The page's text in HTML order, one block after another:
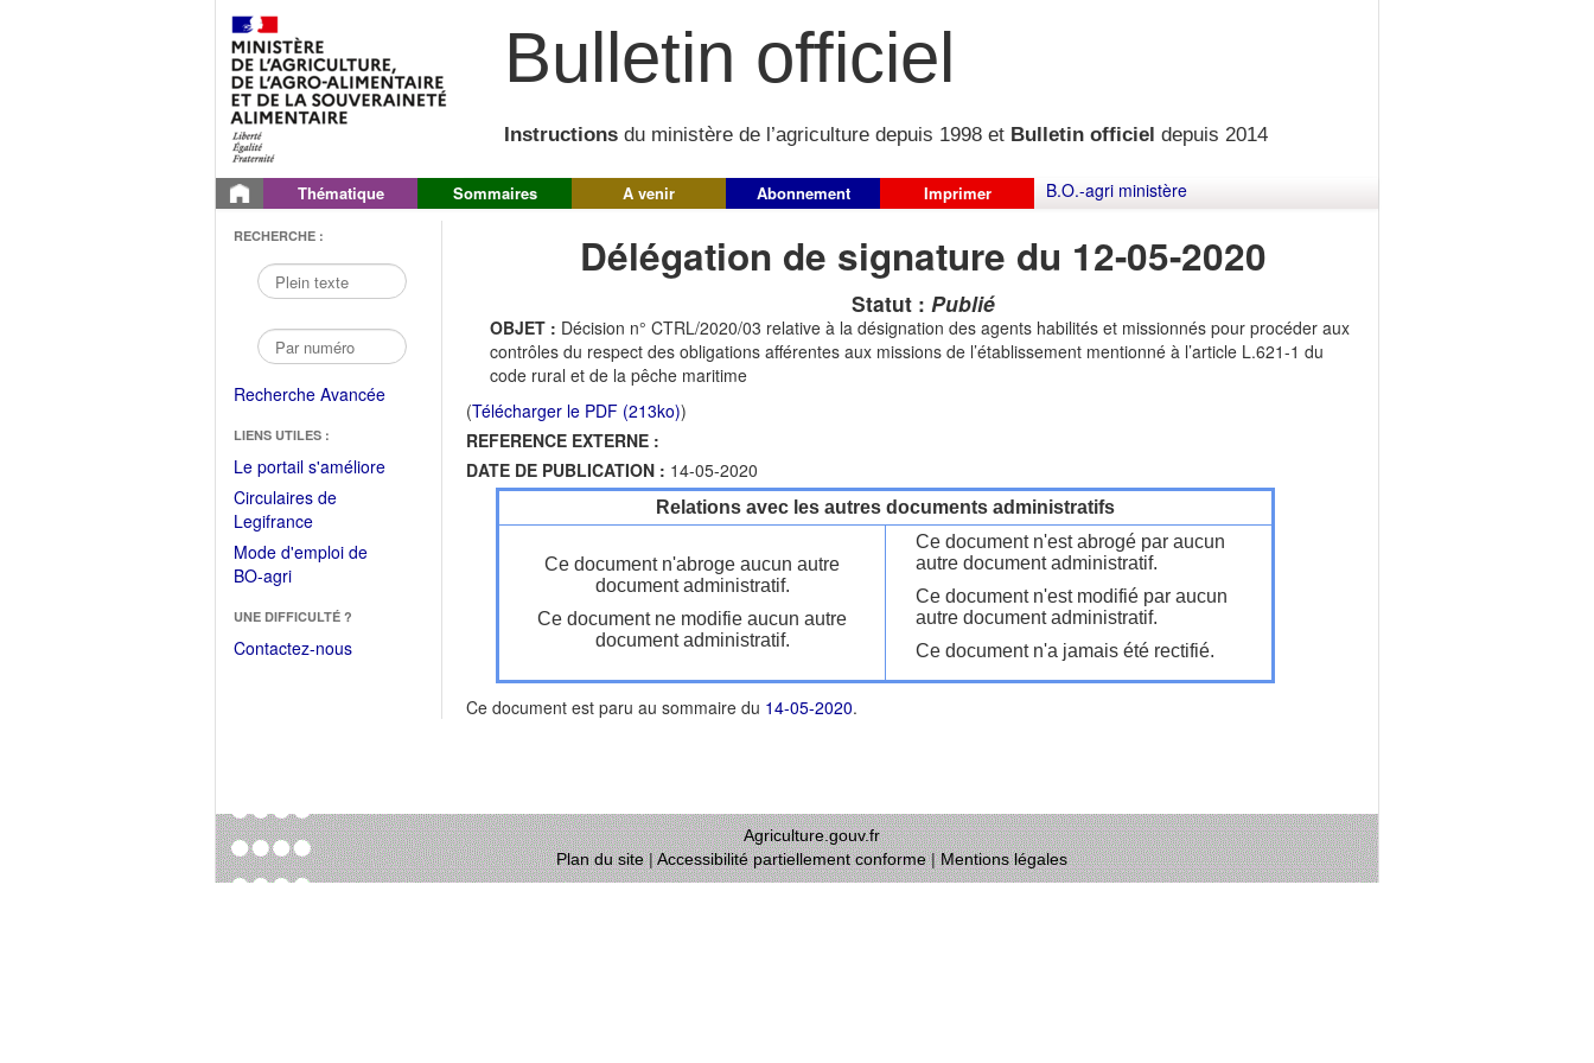
Bulletin officiel
Instructions du ministère de l’agriculture depuis 1998 et Bulletin officiel depuis 2014
Thématique Sommaires A venir Abonnement Imprimer B.O.-agri ministère
RECHERCHE :
Recherche Avancée
LIENS UTILES :
Le portail s'améliore(Fichier
Circulaires de
Legifrance(Ouvrir
dans
une
fenêtre)
Mode d'emploi de
BO-agri(Ouvrir
une
nouvelle
UNE DIFFICULTÉ ?
Contactez-nous
Délégation de signature du 12-05-2020
Statut : Publié
OBJET : Décision n° CTRL/2020/03 relative à la désignation des agents habilités et missionnés pour procéder aux
contrôles du respect des obligations afférentes aux missions de l’établissement mentionné à l’article L.621-1 du
code rural et de la pêche maritime
(Télécharger le PDF (213ko))
REFERENCE EXTERNE :
DATE DE PUBLICATION : 14-05-2020
Relations avec les autres documents administratifs
Ce document n'abroge aucun autre
document administratif.
Ce document ne modifie aucun autre
document administratif.
Ce document n'est abrogé par aucun
autre document administratif.
Ce document n'est modifié par aucun
autre document administratif.
Ce document n'a jamais été rectifié.
Ce document est paru au sommaire du 14-05-2020.
Agriculture.gouv.fr
Plan du site|Accessibilité partiellement conforme|Mentions légales